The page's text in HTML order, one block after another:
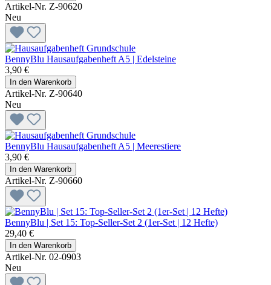
Artikel-Nr. Z-90620
Neu
BennyBlu Hausaufgabenheft A5 | Edelsteine
3,90 €
In den Warenkorb
Artikel-Nr. Z-90640
Neu
BennyBlu Hausaufgabenheft A5 | Meerestiere
3,90 €
In den Warenkorb
Artikel-Nr. Z-90660
BennyBlu | Set 15: Top-Seller-Set 2 (1er-Set | 12 Hefte)
29,40 €
In den Warenkorb
Artikel-Nr. 02-0903
Neu